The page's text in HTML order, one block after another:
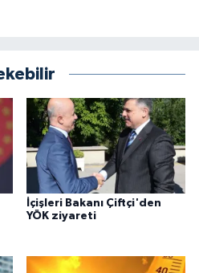
İçişleri Bakanı Çiftçi'den
YÖK ziyareti